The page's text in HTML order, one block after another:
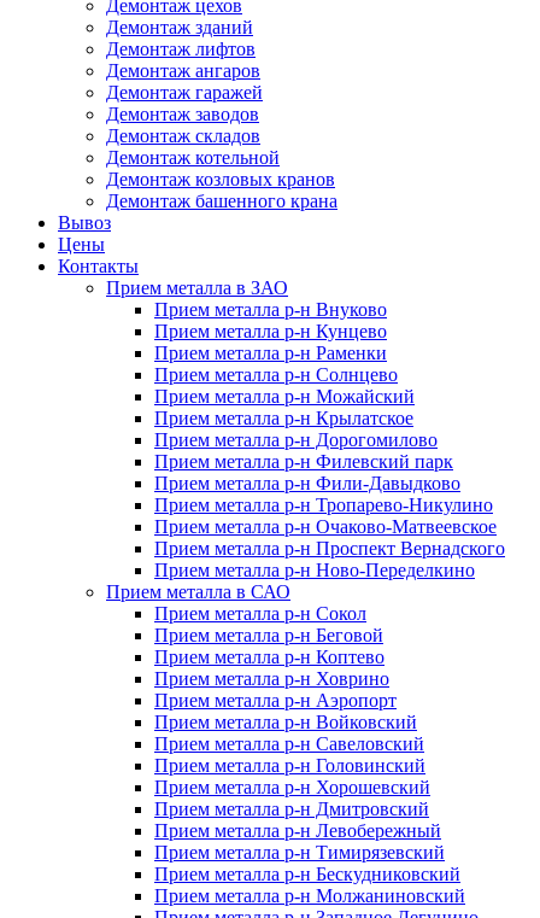
Демонтаж цехов
Демонтаж зданий
Демонтаж лифтов
Демонтаж ангаров
Демонтаж гаражей
Демонтаж заводов
Демонтаж складов
Демонтаж котельной
Демонтаж козловых кранов
Демонтаж башенного крана
Вывоз
Цены
Контакты
Прием металла в ЗАО
Прием металла р-н Внуково
Прием металла р-н Кунцево
Прием металла р-н Раменки
Прием металла р-н Солнцево
Прием металла р-н Можайский
Прием металла р-н Крылатское
Прием металла р-н Дорогомилово
Прием металла р-н Филевский парк
Прием металла р-н Фили-Давыдково
Прием металла р-н Тропарево-Никулино
Прием металла р-н Очаково-Матвеевское
Прием металла р-н Проспект Вернадского
Прием металла р-н Ново-Переделкино
Прием металла в САО
Прием металла р-н Сокол
Прием металла р-н Беговой
Прием металла р-н Коптево
Прием металла р-н Ховрино
Прием металла р-н Аэропорт
Прием металла р-н Войковский
Прием металла р-н Савеловский
Прием металла р-н Головинский
Прием металла р-н Хорошевский
Прием металла р-н Дмитровский
Прием металла р-н Левобережный
Прием металла р-н Тимирязевский
Прием металла р-н Бескудниковский
Прием металла р-н Молжаниновский